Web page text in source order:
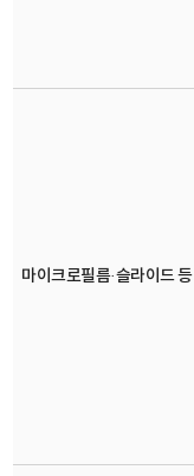
마이크로필름·슬라이드 등